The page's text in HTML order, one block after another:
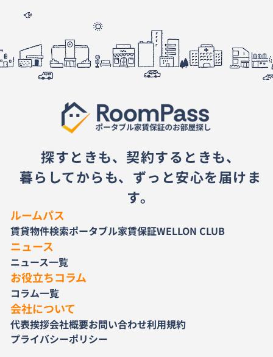
探すときも、契約するときも、
暮らしてからも、ずっと安心を届けま
す。
ルームパス
賃貸物件検索ポータブル家賃保証WELLON CLUB
ニュース
ニュース一覧
お役立ちコラム
コラム一覧
会社について
代表挨拶会社概要お問い合わせ利用規約
プライバシーポリシー